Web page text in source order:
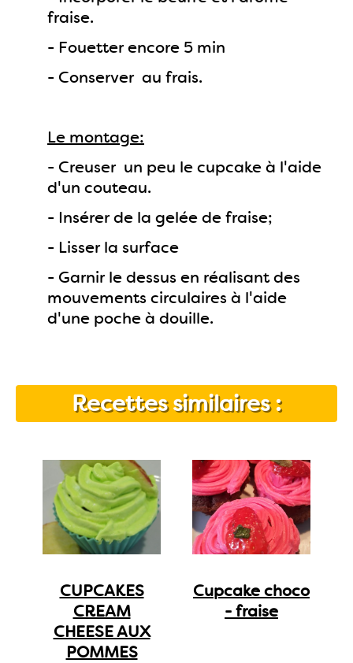
fraise.
- Fouetter encore 5 min
- Conserver au frais.
Le montage:
- Creuser un peu le cupcake à l'aide
d'un couteau.
- Insérer de la gelée de fraise;
- Lisser la surface
- Garnir le dessus en réalisant des
mouvements circulaires à l'aide
d'une poche à douille.
Recettes similaires :
CUPCAKES
CREAM
CHEESE AUX
POMMES
Cupcake choco
- fraise